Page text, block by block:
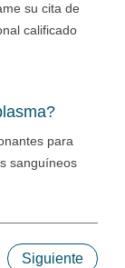
su cita de
calificado
para
sanguíneos
Siguiente